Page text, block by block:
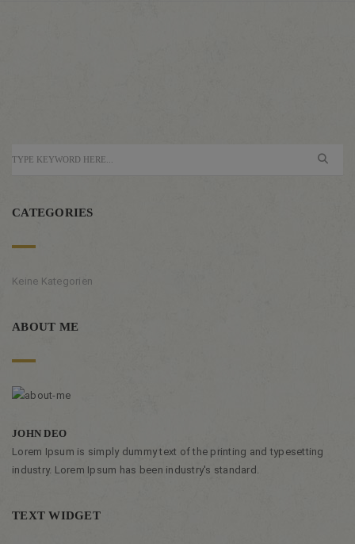
CATEGORIES
Keine Kategorien
ABOUT ME
JOHN DEO
Lorem Ipsum is simply dummy text of the printing and typesetting
industry. Lorem Ipsum has been industry's standard.
TEXT WIDGET